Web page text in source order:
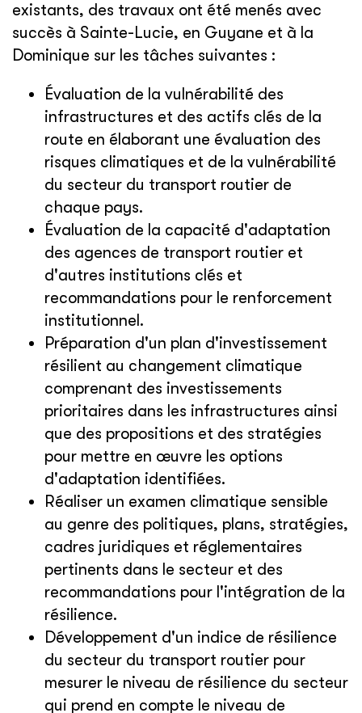
existants, des travaux ont été menés avec
succès à Sainte-Lucie, en Guyane et à la
Dominique sur les tâches suivantes :
Évaluation de la vulnérabilité des
infrastructures et des actifs clés de la
route en élaborant une évaluation des
risques climatiques et de la vulnérabilité
du secteur du transport routier de
chaque pays.
Évaluation de la capacité d'adaptation
des agences de transport routier et
d'autres institutions clés et
recommandations pour le renforcement
institutionnel.
Préparation d'un plan d'investissement
résilient au changement climatique
comprenant des investissements
prioritaires dans les infrastructures ainsi
que des propositions et des stratégies
pour mettre en œuvre les options
d'adaptation identifiées.
Réaliser un examen climatique sensible
au genre des politiques, plans, stratégies,
cadres juridiques et réglementaires
pertinents dans le secteur et des
recommandations pour l'intégration de la
résilience.
Développement d'un indice de résilience
du secteur du transport routier pour
mesurer le niveau de résilience du secteur
qui prend en compte le niveau de